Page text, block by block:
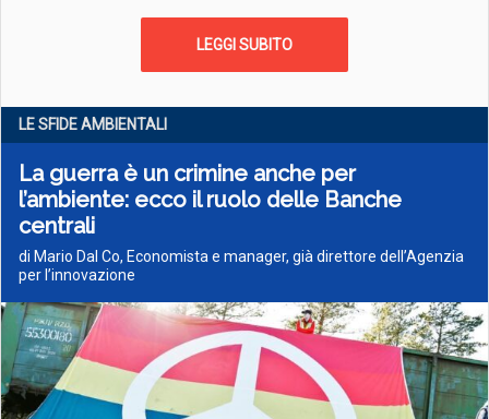
LEGGI SUBITO
LE SFIDE AMBIENTALI
La guerra è un crimine anche per
l’ambiente: ecco il ruolo delle Banche
centrali
di Mario Dal Co, Economista e manager, già direttore dell’Agenzia
per l’innovazione